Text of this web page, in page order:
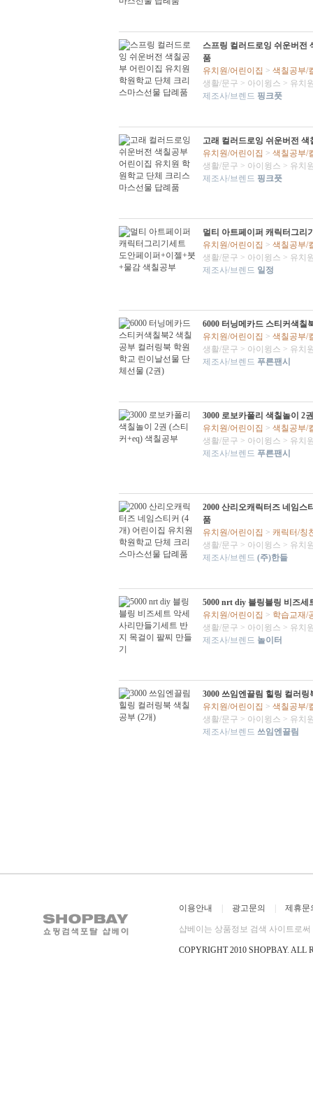
스프링 컬러드로잉 쉬운버전
품
유치원/어린이집 > 색칠공부/
생활/문구 > 아이윙스 > 유치
제조사/브렌드 핑크풋
고래 컬러드로잉 쉬운버전
유치원/어린이집 > 색칠공부/
생활/문구 > 아이윙스 > 유치
제조사/브렌드 핑크풋
멀티 아트페이퍼 캐릭터그리
유치원/어린이집 > 색칠공부/
생활/문구 > 아이윙스 > 유치
제조사/브렌드 일정
6000 터닝메카드 스티커색칠
유치원/어린이집 > 색칠공부/
생활/문구 > 아이윙스 > 유치
제조사/브렌드 푸른팬시
3000 로보카폴리 색칠놀이 2
유치원/어린이집 > 색칠공부/
생활/문구 > 아이윙스 > 유치
제조사/브렌드 푸른팬시
2000 산리오캐릭터즈 네임스
품
유치원/어린이집 > 캐릭터/칭
생활/문구 > 아이윙스 > 유치
제조사/브렌드 (주)한들
5000 nrt diy 블링블링 비즈세
유치원/어린이집 > 학습교재/
생활/문구 > 아이윙스 > 유치
제조사/브렌드 놀이터
3000 쓰임엔끌림 힐링 컬러링
유치원/어린이집 > 색칠공부/
생활/문구 > 아이윙스 > 유치
제조사/브렌드 쓰임엔끌림
이용안내 | 광고문의 | 제휴문
샵베이는 상품정보 검색 사이트로
COPYRIGHT 2010 SHOPBAY. ALL